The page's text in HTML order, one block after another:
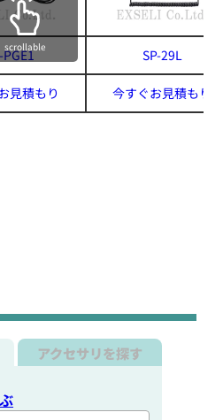
PGE1 SP-29L
見積もり 今すぐお見積もり
scrollable
アクセサリを探す